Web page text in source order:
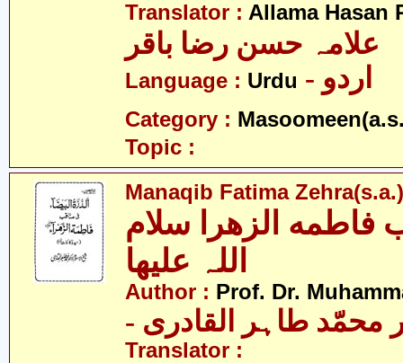
Translator : Allama Hasan
علامہ حسن رضا باقر
Language : Urdu - اردو
Category :
Topic :
Manaqib Fatima Zehra(s.a.)
فاطمه الزھرا سلام
اللہ علیھا
Author : Prof. Dr.
محمّد طاہر القادری
Translator :